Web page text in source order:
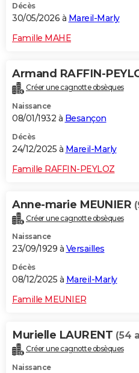
Décès
30/05/2026 à Mareil-Marly
Famille MAHE
Armand RAFFIN-
Créer une cagnotte obsèques
Naissance
08/01/1932 à Besançon
Décès
24/12/2025 à Mareil-Marly
Famille RAFFIN-PEYLOZ
Anne-marie MEUNIER
Créer une cagnotte obsèques
Naissance
23/09/1929 à Versailles
Décès
08/12/2025 à Mareil-Marly
Famille MEUNIER
Murielle LAURENT (54
Créer une cagnotte obsèques
Naissance